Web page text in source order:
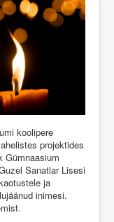
koolipere
projektides
Gümnaasium
Sanatlar Lisesi
ja
inimesi.